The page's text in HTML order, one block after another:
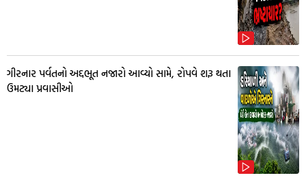
ગીરનાર પર્વતનો અદ્દભૂત નજારો આવ્યો સામે, રોપવે શરૂ થતા
ઉમટ્યા પ્રવાસીઓ